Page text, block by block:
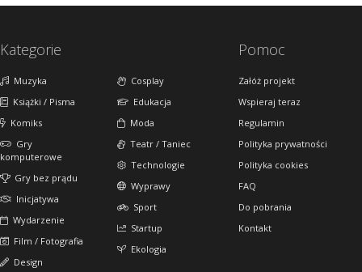
Kategorie
Muzyka
Książki / Pisma
Komiks
Gry
komputerowe
Gry bez prądu
Inicjatywa
Wydarzenie
Film / Fotografia
Design
Cosplay
Edukacja
Moda
Teatr / Taniec
Technologie
Wyprawy
Sport
Startup
Ekologia
Pomoc
Załóż projekt
Wspieraj teraz
Regulamin
Polityka prywatności
Polityka cookies
FAQ
Do pobrania
Kontakt